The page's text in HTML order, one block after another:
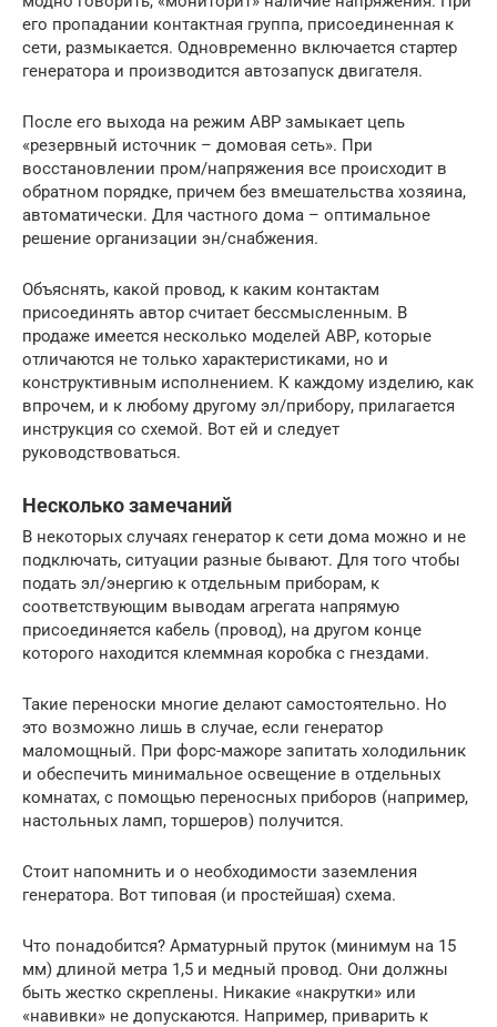
его пропадании контактная группа, присоединенная к
сети, размыкается. Одновременно включается стартер
генератора и производится автозапуск двигателя.
После его выхода на режим АВР замыкает цепь
«резервный источник – домовая сеть». При
восстановлении пром/напряжения все происходит в
обратном порядке, причем без вмешательства хозяина,
автоматически. Для частного дома – оптимальное
решение организации эн/снабжения.
Объяснять, какой провод, к каким контактам
присоединять автор считает бессмысленным. В
продаже имеется несколько моделей АВР, которые
отличаются не только характеристиками, но и
конструктивным исполнением. К каждому изделию, как
впрочем, и к любому другому эл/прибору, прилагается
инструкция со схемой. Вот ей и следует
руководствоваться.
Несколько замечаний
В некоторых случаях генератор к сети дома можно и не
подключать, ситуации разные бывают. Для того чтобы
подать эл/энергию к отдельным приборам, к
соответствующим выводам агрегата напрямую
присоединяется кабель (провод), на другом конце
которого находится клеммная коробка с гнездами.
Такие переноски многие делают самостоятельно. Но
это возможно лишь в случае, если генератор
маломощный. При форс-мажоре запитать холодильник
и обеспечить минимальное освещение в отдельных
комнатах, с помощью переносных приборов (например,
настольных ламп, торшеров) получится.
Стоит напомнить и о необходимости заземления
генератора. Вот типовая (и простейшая) схема.
Что понадобится? Арматурный пруток (минимум на 15
мм) длиной метра 1,5 и медный провод. Они должны
быть жестко скреплены. Никакие «накрутки» или
«навивки» не допускаются. Например, приварить к